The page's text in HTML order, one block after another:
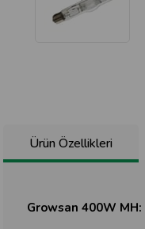
Ürün Özellikleri
Growsan 400W MH: